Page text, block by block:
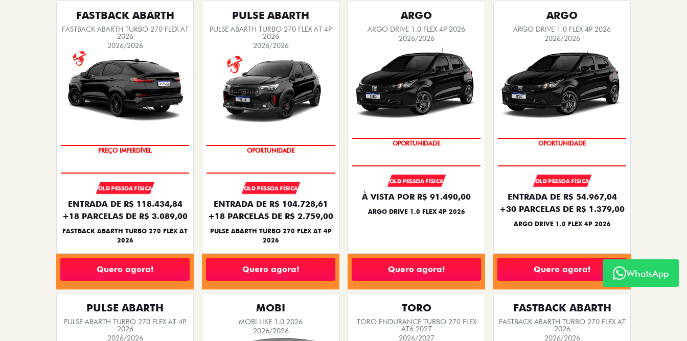
FASTBACK ABARTH
FASTBACK ABARTH TURBO 270 FLEX AT
2026
2026/2026
TAXA ZERO
OLD PESSOA FÍSICA
ENTRADA DE R$ 118.434,84
+18 PARCELAS DE R$ 3.089,00
FASTBACK ABARTH TURBO 270 FLEX AT
2026
Quero agora!
PULSE ABARTH
PULSE ABARTH TURBO 270 FLEX AT 4P
2026
2026/2026
TAXA ZERO
OLD PESSOA FÍSICA
ENTRADA DE R$ 104.728,61
+18 PARCELAS DE R$ 2.759,00
PULSE ABARTH TURBO 270 FLEX AT 4P
2026
Quero agora!
ARGO
ARGO DRIVE 1.0 FLEX 4P 2026
2026/2026
BÔNUS DE 6 MIL REAIS
OLD PESSOA FÍSICA
À VISTA POR R$ 91.490,00
ARGO DRIVE 1.0 FLEX 4P 2026
Quero agora!
ARGO
ARGO DRIVE 1.0 FLEX 4P 2026
2026/2026
BÔNUS DE 6 MIL REAIS
OLD PESSOA FÍSICA
ENTRADA DE R$ 54.967,04
+30 PARCELAS DE R$ 1.379,00
ARGO DRIVE 1.0 FLEX 4P 2026
Quero agora!
PULSE ABARTH
PULSE ABARTH TURBO 270 FLEX AT 4P
2026
2026/2026
MOBI
MOBI LIKE 1.0 2026
2026/2026
TORO
TORO ENDURANCE TURBO 270 FLEX
AT6 2027
2026/2027
FASTBACK ABARTH
FASTBACK ABARTH TURBO 270 FLEX AT
2026
2026/2026
WhatsApp